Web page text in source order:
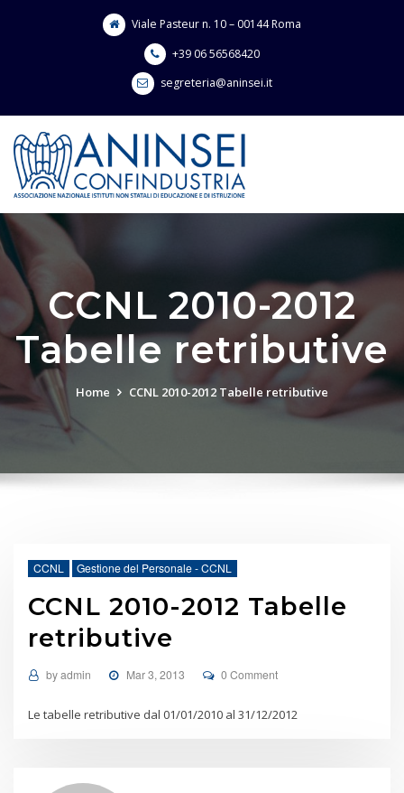
Viale Pasteur n. 10 – 00144 Roma
+39 06 56568420
segreteria@aninsei.it
CCNL 2010-2012
Tabelle retributive
Home CCNL 2010-2012 Tabelle retributive
CCNL Gestione del Personale - CCNL
CCNL 2010-2012 Tabelle
retributive
byadmin Mar 3, 2013 0 Comment
Le tabelle retributive dal 01/01/2010 al 31/12/2012